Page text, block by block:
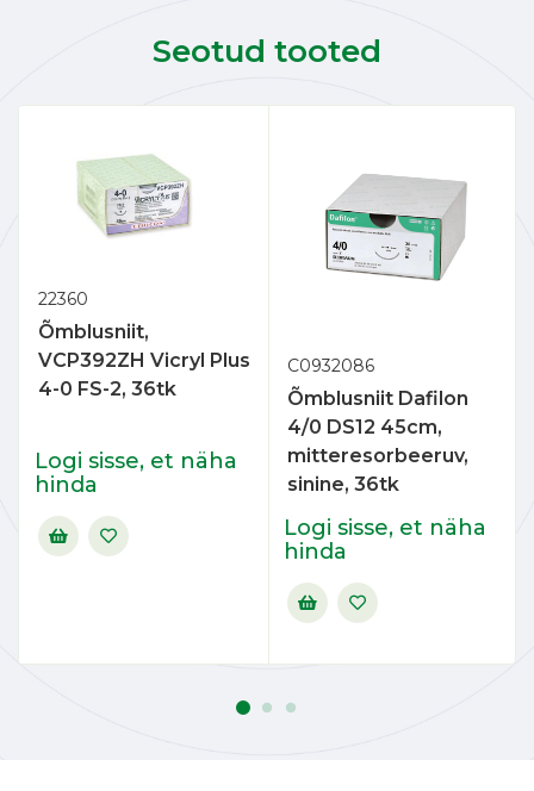
Seotud tooted
22360
Õmblusniit,
VCP392ZH Vicryl Plus
4-0 FS-2, 36tk
Logi sisse, et näha
hinda
C0932086
Õmblusniit Dafilon
4/0 DS12 45cm,
mitteresorbeeruv,
sinine, 36tk
Logi sisse, et näha
hinda